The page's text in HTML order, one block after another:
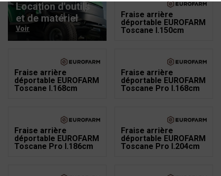
Location d'outils
et de matériel
Voir
Fraise arrière
déportable EUROFARM
Toscane l.150cm
Fraise arrière
déportable EUROFARM
Toscane l.168cm
Fraise arrière
déportable EUROFARM
Toscane Pro l.168cm
Fraise arrière
déportable EUROFARM
Toscane Pro l.186cm
Fraise arrière
déportable EUROFARM
Toscane Pro l.204cm